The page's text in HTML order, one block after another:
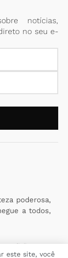
notícias,
no seu e-
poderosa,
a todos,
este site, você